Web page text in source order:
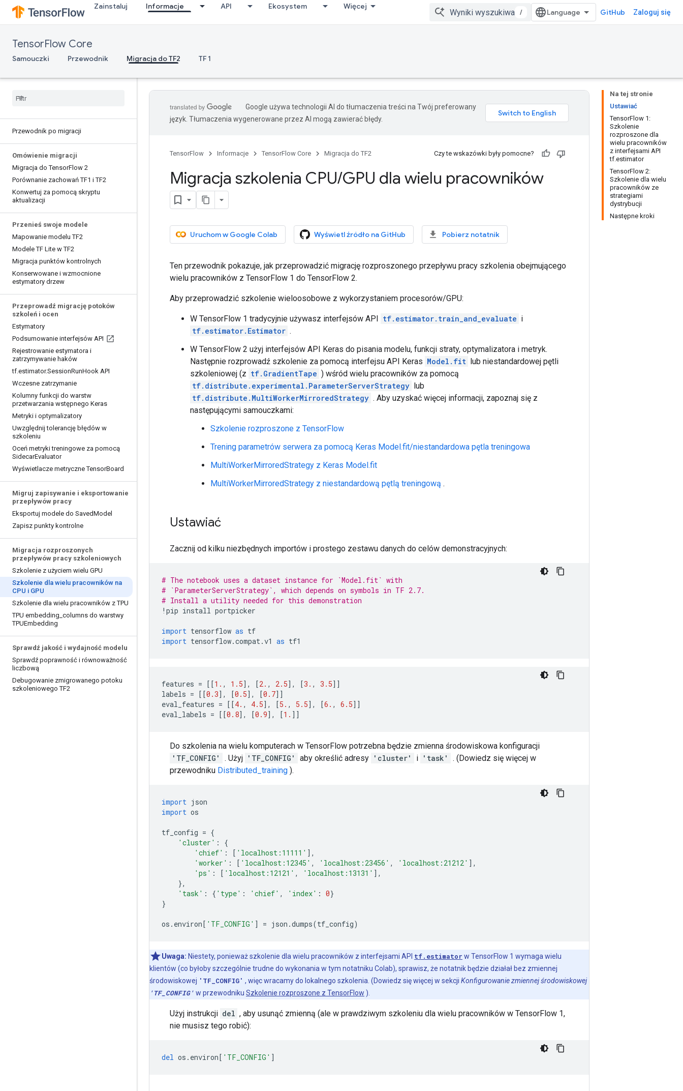
Zainstaluj Informacje API Ekosystem Więcej
/ GitHub Zaloguj się
TensorFlow Core
Samouczki Przewodnik Migracja do TF2 TF 1
Przewodnik po migracji
Omówienie migracji
Migracja do TensorFlow 2
Porównanie zachowań TF1 i TF2
Konwertuj za pomocą skryptu
aktualizacji
Przenieś swoje modele
Mapowanie modelu TF2
Modele TF Lite w TF2
Migracja punktów kontrolnych
Konserwowane i wzmocnione
estymatory drzew
Przeprowadź migrację potoków
szkoleń i ocen
Estymatory
Podsumowanie interfejsów API
Rejestrowanie estymatora i
zatrzymywanie haków
tf.estimator.SessionRunHook API
Wczesne zatrzymanie
Kolumny funkcji do warstw
przetwarzania wstępnego Keras
Metryki i optymalizatory
Uwzględnij tolerancję błędów w
szkoleniu
Oceń metryki treningowe za pomocą
SidecarEvaluator
Wyświetlacze metryczne TensorBoard
Migruj zapisywanie i eksportowanie
przepływów pracy
Eksportuj modele do SavedModel
Zapisz punkty kontrolne
Migracja rozproszonych
przepływów pracy szkoleniowych
Szkolenie z użyciem wielu GPU
Szkolenie dla wielu pracowników na
CPU i GPU
Szkolenie dla wielu pracowników z TPU
TPU embedding columns do warstwy
TPUEmbedding
Sprawdź jakość i wydajność modelu
Sprawdź poprawność i równoważność
liczbową
Debugowanie zmigrowanego potoku
szkoleniowego TF2
Na tej stronie
Ustawiać
TensorFlow 1:
Szkolenie
rozproszone dla
wielu pracowników
z interfejsami API
tf.estimator
TensorFlow 2:
Szkolenie dla wielu
pracowników ze
strategiami
dystrybucji
Następne kroki
Google używa technologii AI do tłumaczenia treści na Twój preferowany
język. Tłumaczenia wygenerowane przez AI mogą zawierać błędy.
TensorFlow Informacje TensorFlow Core Migracja do TF2 Czy te wskazówki były pomocne?
Migracja szkolenia CPU/GPU dla wielu pracowników
Uruchom w Google Colab Wyświetl źródło na GitHub Pobierz notatnik
Ten przewodnik pokazuje, jak przeprowadzić migrację rozproszonego przepływu pracy szkolenia obejmującego
wielu pracowników z TensorFlow 1 do TensorFlow 2.
Aby przeprowadzić szkolenie wieloosobowe z wykorzystaniem procesorów/GPU:
W TensorFlow 1 tradycyjnie używasz interfejsów API tf.estimator.train_and_evaluate i
tf.estimator.Estimator .
W TensorFlow 2 użyj interfejsów API Keras do pisania modelu, funkcji straty, optymalizatora i metryk.
Następnie rozprowadź szkolenie za pomocą interfejsu API Keras Model.fit lub niestandardowej pętli
szkoleniowej (z tf.GradientTape ) wśród wielu pracowników za pomocą
tf.distribute.experimental.ParameterServerStrategy lub
tf.distribute.MultiWorkerMirroredStrategy . Aby uzyskać więcej informacji, zapoznaj się z
następującymi samouczkami:
Szkolenie rozproszone z TensorFlow
Trening parametrów serwera za pomocą Keras Model.fit/niestandardowa pętla treningowa
MultiWorkerMirroredStrategy z Keras Model.fit
MultiWorkerMirroredStrategy z niestandardową pętlą treningową .
Ustawiać
Zacznij od kilku niezbędnych importów i prostego zestawu danych do celów demonstracyjnych:
# The notebook uses a dataset instance for `Model.fit` with
# `ParameterServerStrategy`, which depends on symbols in TF 2.7.
# Install a utility needed for this demonstration
! pip install portpicker
import tensorflow as tf
import tensorflow.compat.v1 as tf1
features = [[1. , 1.5], [2. , 2.5], [3. , 3.5]]
labels = [[0.3], [0.5], [0.7]]
eval_features = [[4. , 4.5], [5. , 5.5], [6. , 6.5]]
eval_labels = [[0.8], [0.9], [1. ]]
Do szkolenia na wielu komputerach w TensorFlow potrzebna będzie zmienna środowiskowa konfiguracji
'TF_CONFIG'
. Użyj 'TF_CONFIG' aby określić adresy 'cluster' i 'task'
. (Dowiedz się więcej w
przewodniku Distributed_training ).
import json
import os
tf_config = {
'cluster' :
{
'chief' : [ 'localhost:11111' ],
'worker' : [ 'localhost:12345' , 'localhost:23456' , 'localhost:21212' ],
'ps' : [ 'localhost:12121' , 'localhost:13131' ],
},
'task' : { 'type' : 'chief' , 'index' : 0}
}
os . environ[ 'TF_CONFIG' ] = json .dumps(tf_config)
Uwaga: Niestety, ponieważ szkolenie dla wielu pracowników z interfejsami API tf.estimator w TensorFlow 1 wymaga wielu
klientów (co byłoby szczególnie trudne do wykonania w tym notatniku Colab), sprawisz, że notatnik będzie działał bez zmiennej
środowiskowej 'TF_CONFIG' , więc wracamy do lokalnego szkolenia. (Dowiedz się więcej w sekcji Konfigurowanie zmiennej środowiskowej
'TF_CONFIG' w przewodniku Szkolenie rozproszone z TensorFlow ).
Użyj instrukcji del , aby usunąć zmienną (ale w prawdziwym szkoleniu dla wielu pracowników w TensorFlow 1,
nie musisz tego robić):
del os . environ[ 'TF_CONFIG' ]